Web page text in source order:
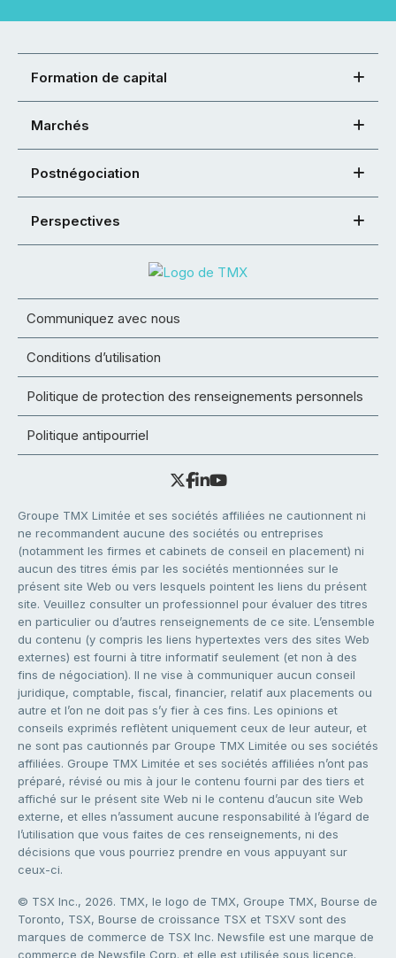
Formation de capital
Marchés
Postnégociation
Perspectives
Communiquez avec nous
Conditions d’utilisation
Politique de protection des renseignements personnels
Politique antipourriel
Groupe TMX Limitée et ses sociétés affiliées ne cautionnent ni
ne recommandent aucune des sociétés ou entreprises
(notamment les firmes et cabinets de conseil en placement) ni
aucun des titres émis par les sociétés mentionnées sur le
présent site Web ou vers lesquels pointent les liens du présent
site. Veuillez consulter un professionnel pour évaluer des titres
en particulier ou d’autres renseignements de ce site. L’ensemble
du contenu (y compris les liens hypertextes vers des sites Web
externes) est fourni à titre informatif seulement (et non à des
fins de négociation). Il ne vise à communiquer aucun conseil
juridique, comptable, fiscal, financier, relatif aux placements ou
autre et l’on ne doit pas s’y fier à ces fins. Les opinions et
conseils exprimés reflètent uniquement ceux de leur auteur, et
ne sont pas cautionnés par Groupe TMX Limitée ou ses sociétés
affiliées. Groupe TMX Limitée et ses sociétés affiliées n’ont pas
préparé, révisé ou mis à jour le contenu fourni par des tiers et
affiché sur le présent site Web ni le contenu d’aucun site Web
externe, et elles n’assument aucune responsabilité à l’égard de
l’utilisation que vous faites de ces renseignements, ni des
décisions que vous pourriez prendre en vous appuyant sur
ceux-ci.
© TSX Inc., 2026. TMX, le logo de TMX, Groupe TMX, Bourse de
Toronto, TSX, Bourse de croissance TSX et TSXV sont des
marques de commerce de TSX Inc. Newsfile est une marque de
commerce de Newsfile Corp. et elle est utilisée sous licence.